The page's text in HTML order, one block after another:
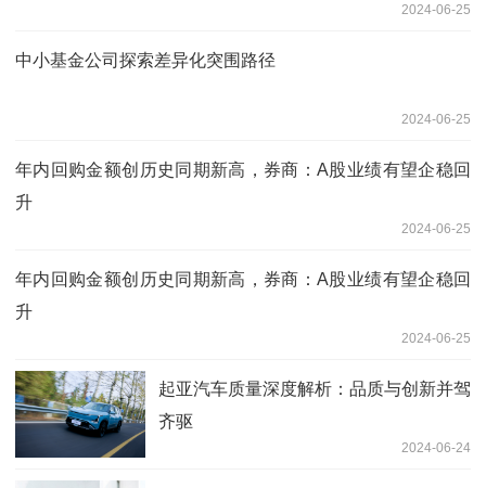
2024-06-25
中小基金公司探索差异化突围路径
2024-06-25
年内回购金额创历史同期新高，券商：A股业绩有望企稳回
升
2024-06-25
年内回购金额创历史同期新高，券商：A股业绩有望企稳回
升
2024-06-25
起亚汽车质量深度解析：品质与创新并驾
齐驱
2024-06-24